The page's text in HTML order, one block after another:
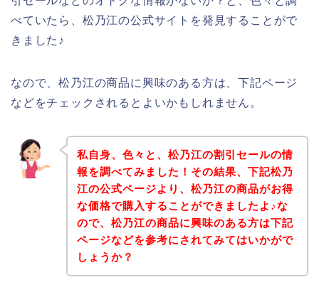
べていたら、松乃江の公式サイトを発見することがで
きました♪
なので、松乃江の商品に興味のある方は、下記ページ
などをチェックされるとよいかもしれません。
私自身、色々と、松乃江の割引セールの情
報を調べてみました！その結果、下記松乃
江の公式ページより、松乃江の商品がお得
な価格で購入することができましたよ♪な
ので、松乃江の商品に興味のある方は下記
ページなどを参考にされてみてはいかがで
しょうか？